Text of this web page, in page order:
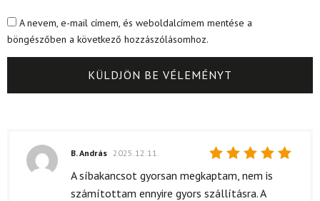
A nevem, e-mail címem, és weboldalcímem mentése a
böngészőben a következő hozzászólásomhoz.
Értékelés:
5
/ 5
B. András 2025.12.11.
A síbakancsot gyorsan megkaptam, nem is
számítottam ennyire gyors szállításra. A